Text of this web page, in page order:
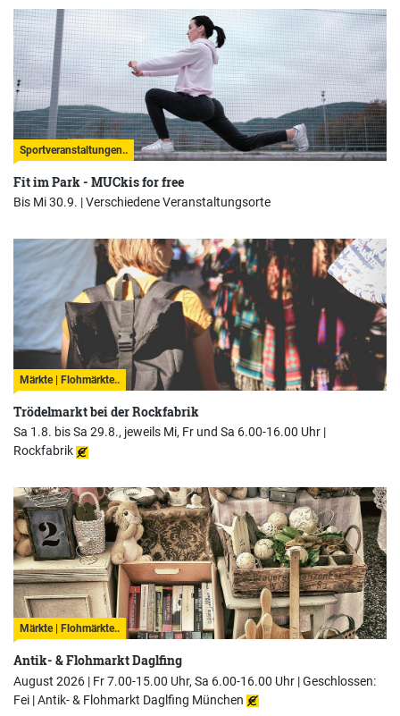
Sportveranstaltungen..
Fit im Park - MUCkis for free
Bis Mi 30.9. |Verschiedene Veranstaltungsorte
Märkte | Flohmärkte..
Trödelmarkt bei der Rockfabrik
Sa 1.8. bis Sa 29.8., jeweils Mi, Fr und Sa 6.00-16.00 Uhr |
Rockfabrik
Märkte | Flohmärkte..
Antik- & Flohmarkt Daglfing
August 2026 | Fr 7.00-15.00 Uhr, Sa 6.00-16.00 Uhr | Geschlossen:
Fei |Antik- & Flohmarkt Daglfing München